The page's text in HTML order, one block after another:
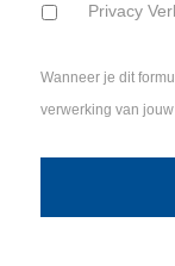
Privacy
Wanneer je dit
verwerking van